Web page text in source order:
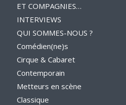
ET COMPAGNIES…
INTERVIEWS
QUI SOMMES-NOUS ?
Comédien(ne)s
Cirque & Cabaret
Contemporain
Metteurs en scène
Classique